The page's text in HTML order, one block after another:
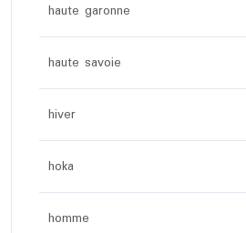
haute garonne
haute savoie
hiver
hoka
homme